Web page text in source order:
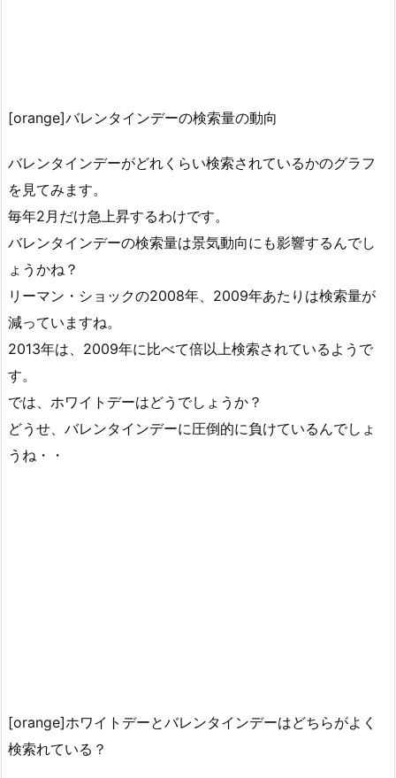
[orange]バレンタインデーの検索量の動向
バレンタインデーがどれくらい検索されているかのグラフ
を見てみます。
毎年2月だけ急上昇するわけです。
バレンタインデーの検索量は景気動向にも影響するんでし
ょうかね？
リーマン・ショックの2008年、2009年あたりは検索量が
減っていますね。
2013年は、2009年に比べて倍以上検索されているようで
す。
では、ホワイトデーはどうでしょうか？
どうせ、バレンタインデーに圧倒的に負けているんでしょ
うね・・
[orange]ホワイトデーとバレンタインデーはどちらがよく
検索れている？